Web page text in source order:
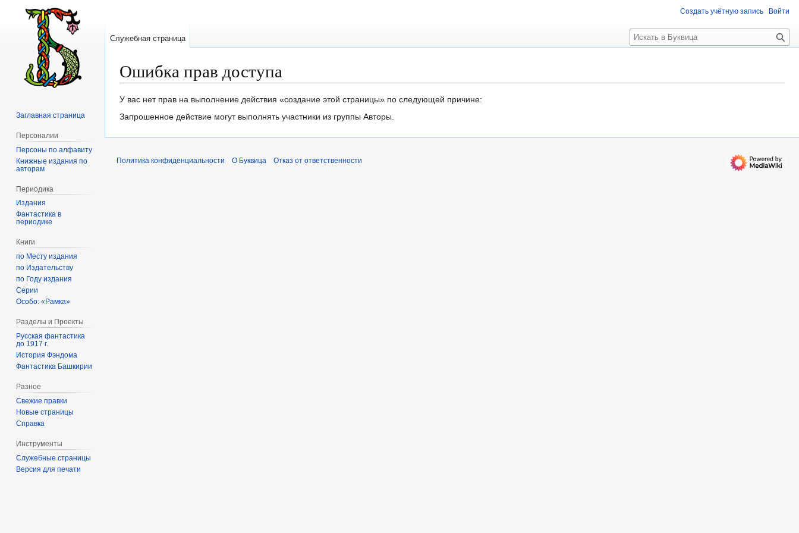
Ошибка прав доступа
Перейти
к
Перейти
к
У вас нет прав на выполнение действия «создание этой страницы» по следующей причине:
Запрошенное действие могут выполнять участники из группы Авторы.
Создать учётную запись Войти
Служебная страница
П
о
к
Заглавная страница
Персоналии
Персоны по алфавиту
Книжные издания по
авторам
Периодика
Издания
Фантастика в
периодике
Книги
по Месту издания
по Издательству
по Году издания
Серии
Особо: «Рамка»
Разделы и Проекты
Русская фантастика
до 1917 г.
История Фэндома
Фантастика Башкирии
Разное
Свежие правки
Новые страницы
Справка
Инструменты
Служебные страницы
Версия для печати
Политика конфиденциальности О Буквица Отказ от ответственности